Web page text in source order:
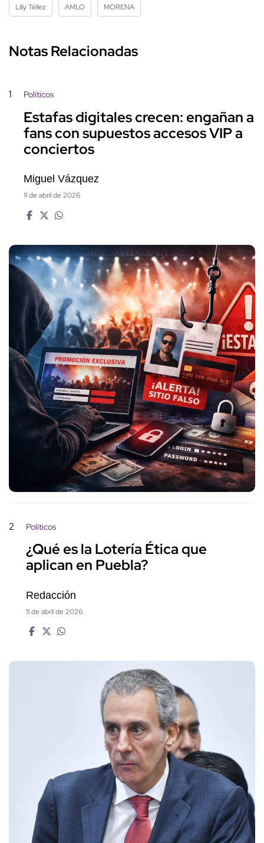
Lilly Téllez AMLO MORENA
Notas Relacionadas
1 Políticos
Estafas digitales crecen: engañan a
fans con supuestos accesos VIP a
conciertos
Miguel Vázquez
11 de abril de 2026
2 Políticos
¿Qué es la Lotería Ética que
aplican en Puebla?
Redacción
11 de abril de 2026